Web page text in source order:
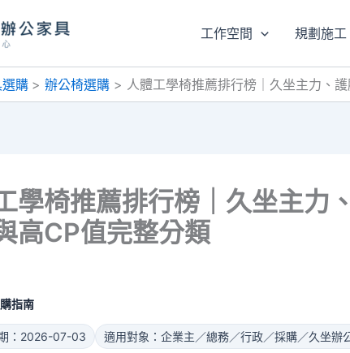
工作空間 規劃施工
購 辦公椅選購 人體工學椅推薦排行榜｜久坐主力、
學椅推薦排行榜｜久坐主力
高CP值完整分類
指南
：2026-07-03 適用對象：企業主／總務／行政／採購／久坐辦